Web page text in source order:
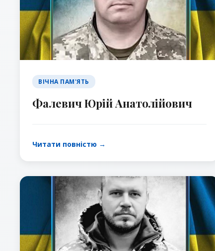
ВІЧНА ПАМ'ЯТЬ
Фалевич Юрій Анатолійович
Читати повністю →